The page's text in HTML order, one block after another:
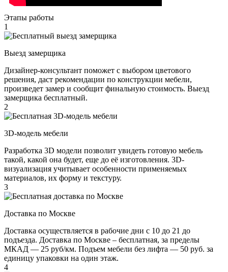
Этапы работы
1
Выезд замерщика
Дизайнер-консультант поможет с выбором цветового
решения, даст рекомендации по конструкции мебели,
произведет замер и сообщит финальную стоимость. Выезд
замерщика бесплатный.
2
3D-модель мебели
Разработка 3D модели позволит увидеть готовую мебель
такой, какой она будет, еще до её изготовления. 3D-
визуализация учитывает особенности применяемых
материалов, их форму и текстуру.
3
Доставка по Москве
Доставка осуществляется в рабочие дни с 10 до 21 до
подъезда. Доставка по Москве – бесплатная, за пределы
МКАД — 25 руб/км. Подъем мебели без лифта — 50 руб. за
единицу упаковки на один этаж.
4